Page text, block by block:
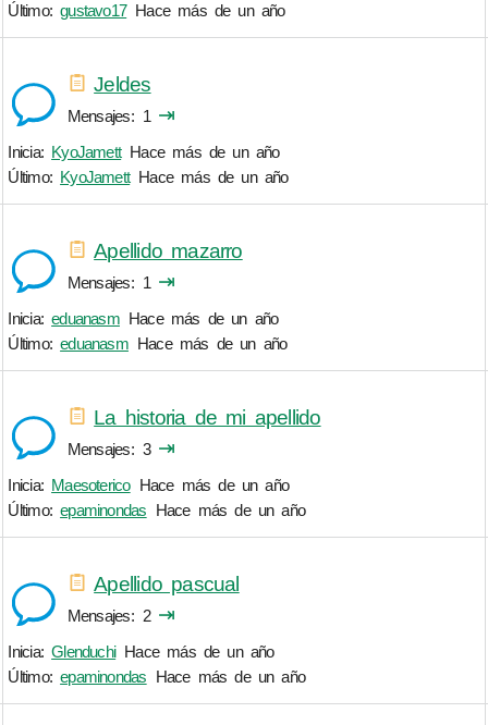
Último:gustavo17 Hace más de un año
Jeldes
Mensajes 1 ⇥
Inicia: KyoJamett Hace más de un año
Último: KyoJamett Hace más de un año
Apellido mazarro
Mensajes 1 ⇥
Inicia:eduanasm Hace más de un año
Último:eduanasm Hace más de un año
La historia de mi apellido
Mensajes 3 ⇥
Inicia: Maesoterico Hace más de un año
Último:epaminondas Hace más de un año
Apellido pascual
Mensajes 2 ⇥
Inicia:Glenduchi Hace más de un año
Último:epaminondas Hace más de un año